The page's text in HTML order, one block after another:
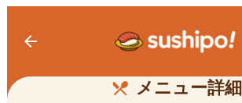
arrow_back
restaurant_menu メニュー詳細
くらだんご 和栗あん